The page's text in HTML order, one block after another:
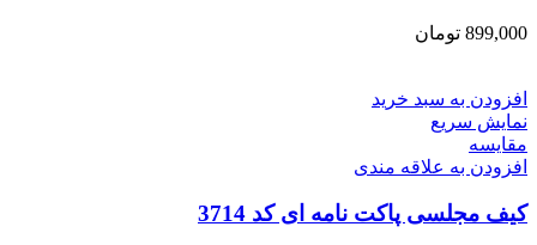
899,000 تومان
افزودن به سبد خرید
نمایش سریع
مقايسه
افزودن به علاقه مندی
کیف مجلسی پاکت نامه ای کد 3714